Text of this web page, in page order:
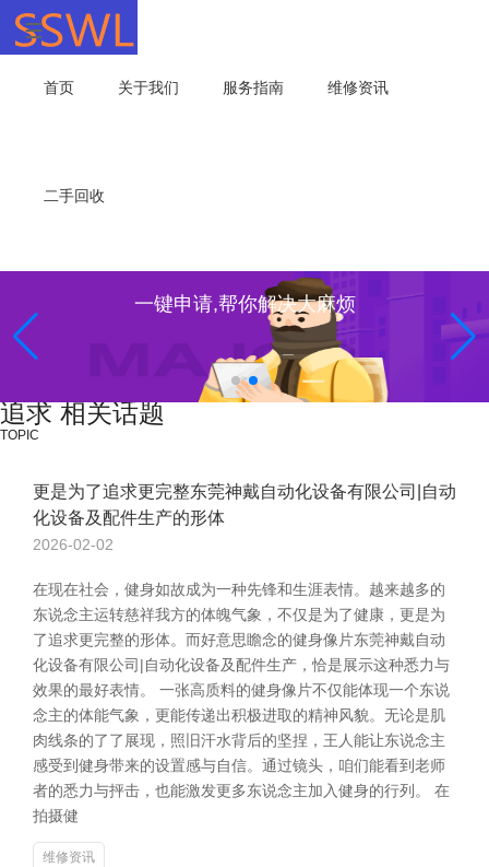
首页 关于我们 服务指南 维修资讯
二手回收
一键申请,帮你解决大麻烦
追求 相关话题
TOPIC
更是为了追求更完整东莞神戴自动化设备有限公司|自动
化设备及配件生产的形体
2026-02-02
在现在社会，健身如故成为一种先锋和生涯表情。越来越多的
东说念主运转慈祥我方的体魄气象，不仅是为了健康，更是为
了追求更完整的形体。而好意思瞻念的健身像片东莞神戴自动
化设备有限公司|自动化设备及配件生产，恰是展示这种悉力与
效果的最好表情。 一张高质料的健身像片不仅能体现一个东说
念主的体能气象，更能传递出积极进取的精神风貌。无论是肌
肉线条的了了展现，照旧汗水背后的坚捏，王人能让东说念主
感受到健身带来的设置感与自信。通过镜头，咱们能看到老师
者的悉力与抨击，也能激发更多东说念主加入健身的行列。 在
拍摄健
维修资讯